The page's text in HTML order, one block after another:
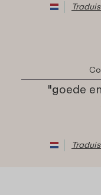
"goede